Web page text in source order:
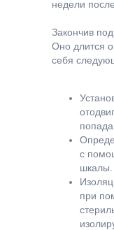
недели
Закончив
Оно длится
себя
с
шкалы.
при